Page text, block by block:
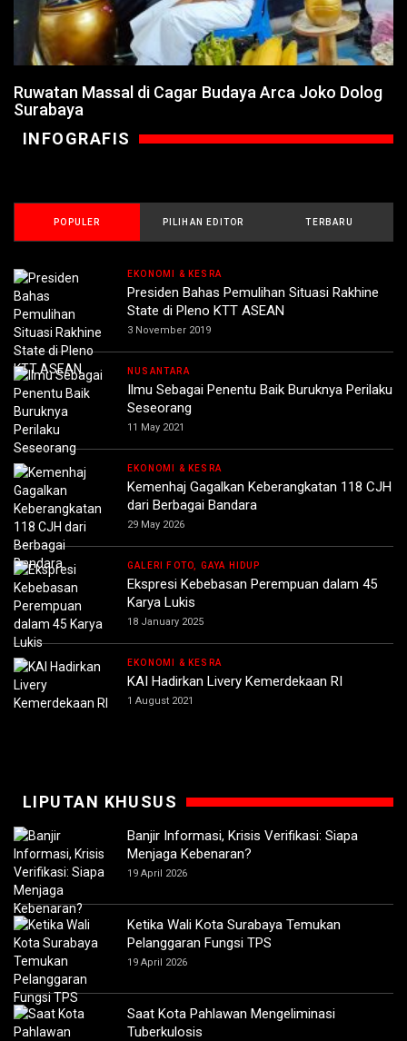
Ruwatan Massal di Cagar Budaya Arca Joko Dolog
Surabaya
INFOGRAFIS
POPULER PILIHAN EDITOR TERBARU
EKONOMI & KESRA
Presiden Bahas Pemulihan Situasi Rakhine
State di Pleno KTT ASEAN
3 November 2019
NUSANTARA
Ilmu Sebagai Penentu Baik Buruknya Perilaku
Seseorang
11 May 2021
EKONOMI & KESRA
Kemenhaj Gagalkan Keberangkatan 118 CJH
dari Berbagai Bandara
29 May 2026
GALERI FOTO, GAYA HIDUP
Ekspresi Kebebasan Perempuan dalam 45
Karya Lukis
18 January 2025
EKONOMI & KESRA
KAI Hadirkan Livery Kemerdekaan RI
1 August 2021
LIPUTAN KHUSUS
Banjir Informasi, Krisis Verifikasi: Siapa
Menjaga Kebenaran?
19 April 2026
Ketika Wali Kota Surabaya Temukan
Pelanggaran Fungsi TPS
19 April 2026
Saat Kota Pahlawan Mengeliminasi
Tuberkulosis